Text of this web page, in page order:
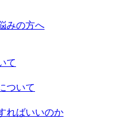
みの方へ
て
ついて
ればいいのか